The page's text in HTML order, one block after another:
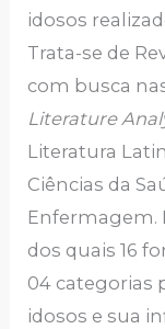
idosos
Trata-se de
com busca
Literature
Literatura
Ciências da
Enfermagem.
dos quais 16
04 categorias
idosos e sua